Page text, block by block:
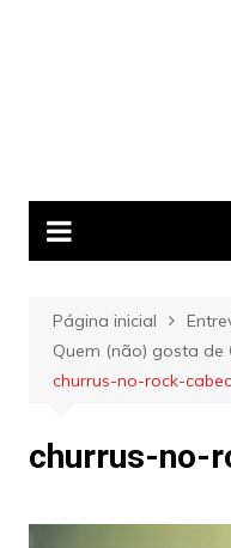
Página inicial
Quem (não) gosta de
churrus-no-rock-
churrus-no-